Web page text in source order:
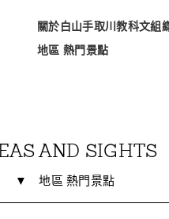
關於白山手取川教科文組
地區 熱門景點
AND SIGHTS
▼地區 熱門景點